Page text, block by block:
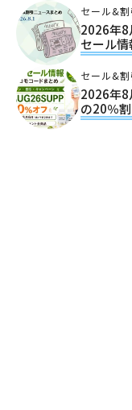
セール&
2026年8
セール
セール&
2026年8
の20％